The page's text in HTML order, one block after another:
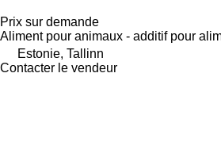
Prix sur demande
Aliment pour animaux - additif pour
Estonie, Tallinn
Contacter le vendeur